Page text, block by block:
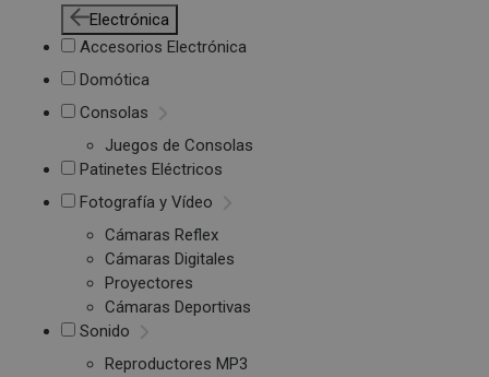
Electrónica
Accesorios Electrónica
Domótica
Consolas
Juegos de Consolas
Patinetes Eléctricos
Fotografía y Vídeo
Cámaras Reflex
Cámaras Digitales
Proyectores
Cámaras Deportivas
Sonido
Reproductores MP3